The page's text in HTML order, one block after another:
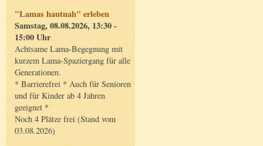
"Lamas hautnah" erleben
Samstag, 08.08.2026, 13:30 -
15:00 Uhr
Achtsame Lama-Begegnung mit
kurzem Lama-Spaziergang für alle
Generationen.
* Barrierefrei * Auch für Senioren
und für Kinder ab 4 Jahren
geeignet *
Noch 4 Plätze frei (Stand vom
03.08.2026)